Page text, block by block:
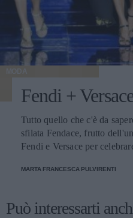
MODA
Fendi +
Tutto quello che c'è da
sfilata Fendace, frutto
Fendi e Versace per
MARTA FRANCESCA PULVIRENTI
Può interessarti